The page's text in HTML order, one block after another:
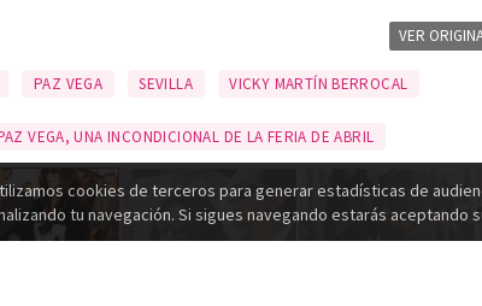
VER
PAZ VEGA SEVILLA VICKY MARTÍN BERROCAL
VEGA, UNA INCONDICIONAL DE LA FERIA DE ABRIL
cookies de terceros para generar estadísticas de
tu navegación. Si sigues navegando estarás aceptando